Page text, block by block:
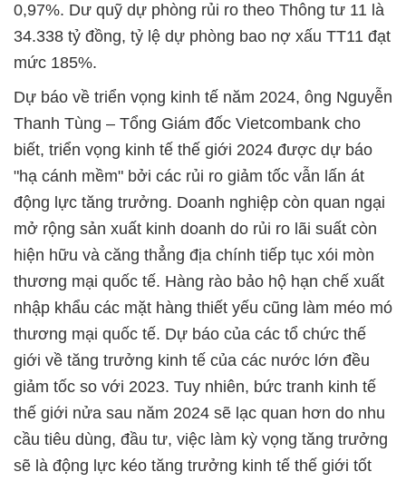
0,97%. Dư quỹ dự phòng rủi ro theo Thông tư 11 là
34.338 tỷ đồng, tỷ lệ dự phòng bao nợ xấu TT11 đạt
mức 185%.
Dự báo về triển vọng kinh tế năm 2024, ông Nguyễn
Thanh Tùng – Tổng Giám đốc Vietcombank cho
biết, triển vọng kinh tế thế giới 2024 được dự báo
"hạ cánh mềm" bởi các rủi ro giảm tốc vẫn lấn át
động lực tăng trưởng. Doanh nghiệp còn quan ngại
mở rộng sản xuất kinh doanh do rủi ro lãi suất còn
hiện hữu và căng thẳng địa chính tiếp tục xói mòn
thương mại quốc tế. Hàng rào bảo hộ hạn chế xuất
nhập khẩu các mặt hàng thiết yếu cũng làm méo mó
thương mại quốc tế. Dự báo của các tổ chức thế
giới về tăng trưởng kinh tế của các nước lớn đều
giảm tốc so với 2023. Tuy nhiên, bức tranh kinh tế
thế giới nửa sau năm 2024 sẽ lạc quan hơn do nhu
cầu tiêu dùng, đầu tư, việc làm kỳ vọng tăng trưởng
sẽ là động lực kéo tăng trưởng kinh tế thế giới tốt